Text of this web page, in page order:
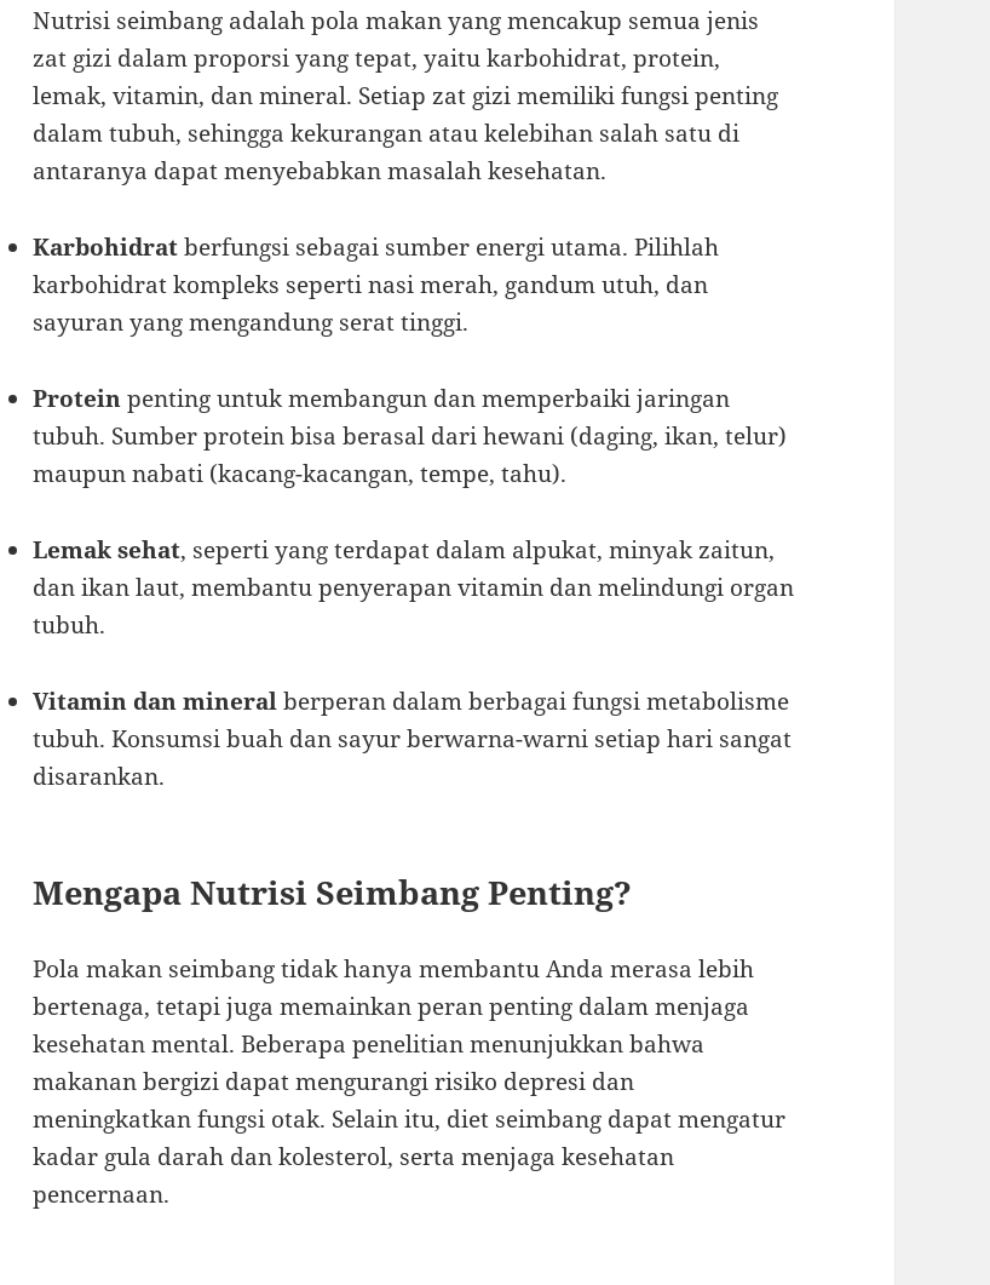
Nutrisi seimbang adalah pola makan yang mencakup semua jenis
zat gizi dalam proporsi yang tepat, yaitu karbohidrat, protein,
lemak, vitamin, dan mineral. Setiap zat gizi memiliki fungsi penting
dalam tubuh, sehingga kekurangan atau kelebihan salah satu di
antaranya dapat menyebabkan masalah kesehatan.
Karbohidratberfungsi sebagai sumber energi utama. Pilihlah
karbohidrat kompleks seperti nasi merah, gandum utuh, dan
sayuran yang mengandung serat tinggi.
Proteinpenting untuk membangun dan memperbaiki jaringan
tubuh. Sumber protein bisa berasal dari hewani (daging, ikan, telur)
maupun nabati (kacang-kacangan, tempe, tahu).
Lemak sehat, seperti yang terdapat dalam alpukat, minyak zaitun,
dan ikan laut, membantu penyerapan vitamin dan melindungi organ
tubuh.
Vitamin dan mineralberperan dalam berbagai fungsi metabolisme
tubuh. Konsumsi buah dan sayur berwarna-warni setiap hari sangat
disarankan.
Mengapa Nutrisi Seimbang Penting?
Pola makan seimbang tidak hanya membantu Anda merasa lebih
bertenaga, tetapi juga memainkan peran penting dalam menjaga
kesehatan mental. Beberapa penelitian menunjukkan bahwa
makanan bergizi dapat mengurangi risiko depresi dan
meningkatkan fungsi otak. Selain itu, diet seimbang dapat mengatur
kadar gula darah dan kolesterol, serta menjaga kesehatan
pencernaan.